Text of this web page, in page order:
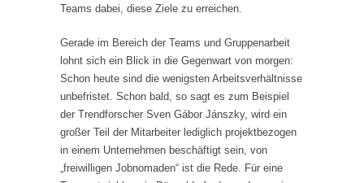
Teams dabei, diese Ziele zu erreichen.
Gerade im Bereich der Teams und Gruppenarbeit
lohnt sich ein Blick in die Gegenwart von morgen:
Schon heute sind die wenigsten Arbeitsverhältnisse
unbefristet. Schon bald, so sagt es zum Beispiel
der Trendforscher Sven Gábor Jánszky, wird ein
großer Teil der Mitarbeiter lediglich projektbezogen
in einem Unternehmen beschäftigt sein, von
„freiwilligen Jobnomaden“ ist die Rede. Für eine